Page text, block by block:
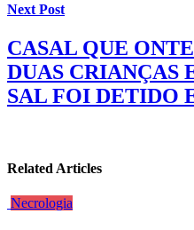
Next Post
CASAL QUE
DUAS CRIANÇAS
SAL FOI DETIDO
Related Articles
Necrologia